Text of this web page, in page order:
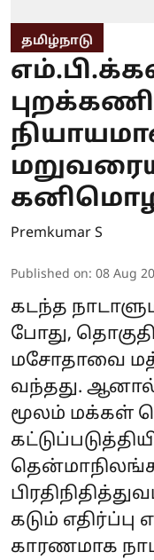
தமிழ்நாடு
Premkumar S
Published on: 08 Aug
கடந்த
போது,
மசோதாவை
வந்தது.
மூலம் மக்கள்
கடும்
காரணமாக